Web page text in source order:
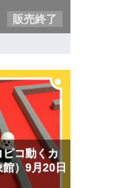
販売終了
ピコ動くカ
）9月20日